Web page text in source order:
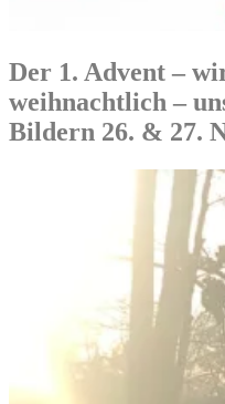
Der 1. Advent –
weihnachtlich –
Bildern 26. & 27.